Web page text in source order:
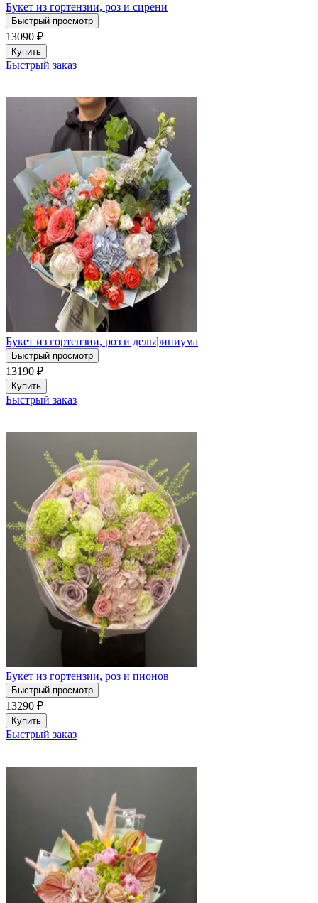
Букет из гортензии, роз и сирени
Быстрый просмотр
13090 ₽
Купить
Быстрый заказ
Букет из гортензии, роз и дельфиниума
Быстрый просмотр
13190 ₽
Купить
Быстрый заказ
Букет из гортензии, роз и пионов
Быстрый просмотр
13290 ₽
Купить
Быстрый заказ